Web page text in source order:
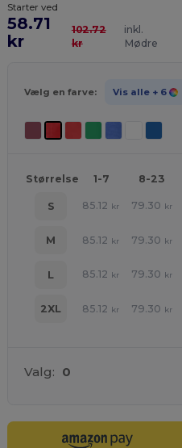
Starter ved
58.71
kr
102.72
kr
inkl.
Mødre
Vælg en farve: Vis alle + 6
Størrelse 1-7 8-23
S 85.12 kr 79.30 kr
M 85.12 kr 79.30 kr
L 85.12 kr 79.30 kr
2XL 85.12 kr 79.30 kr
Valg: 0